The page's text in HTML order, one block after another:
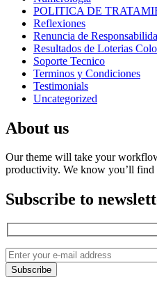
POLITICA DE
Reflexiones
Renuncia de
Resultados de Loterias
Soporte Tecnico
Terminos y Condiciones
Testimonials
Uncategorized
About us
Our theme will take your
productivity. We know you’ll find
Subscribe to